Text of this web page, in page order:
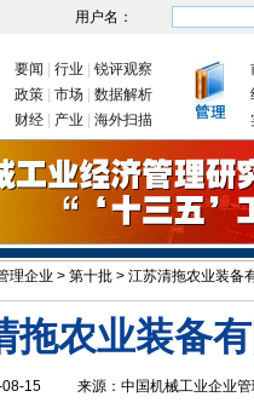
用户名：
要闻 行业
锐评观察
政策
市场
数据解析
财经
产业 海外扫描
理企业 > 第十批 > 江苏清拖农业装备
九大举措有序推动企业复工复产 新
拖农业装备
15 来源： 中国机械工业企业